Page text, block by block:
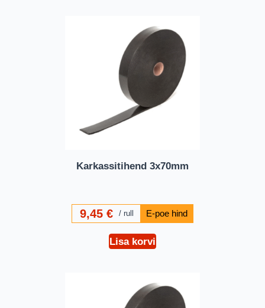
Karkassitihend 3x70mm
9,45€ rull
Lisa korvi